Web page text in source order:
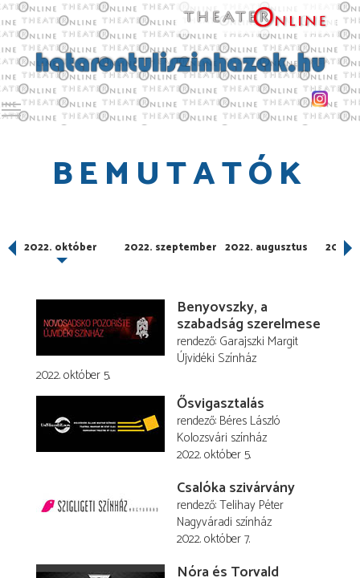
Toggle main menu visibility
BEMUTATÓK
2022. október 2022. szeptember 2022. augusztus 2022.
Benyovszky, a
szabadság szerelmese
rendező Garajszki Margit
Újvidéki Színház
2022. október 5.
Ősvigasztalás
rendező Béres László
Kolozsvári színház
2022. október 5.
Csalóka szivárvány
rendező Telihay Péter
Nagyváradi színház
2022. október 7.
Nóra és Torvald